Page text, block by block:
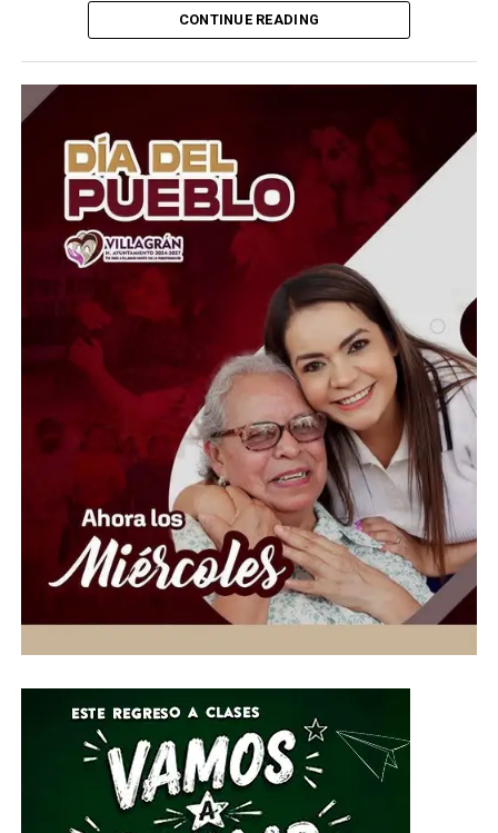
El tema estalló tras la difusión de un video en redes
sociales, donde la exfuncionaria defiende las decisiones
tomadas, asegurando que se actuó conforme a la ley y
bajo protocolos establecidos.
Sin embargo, su justificación encendió aún más el
debate: afirmó que muchos de los animales
representaban un riesgo, ya que —según dijo— habían
agredido o “violentado” a personas, argumento que
utilizó para respaldar las acciones de su administración.
La cifra y las declaraciones provocaron reacciones
inmediatas de activistas y organizaciones defensoras de
animales, mientras que autoridades del Estado de
México ya abrieron una investigación para determinar si
hubo responsabilidades legales por posible maltrato
animal.
seguridad… cuando se trata de vidas animales?.
ADVERTISEMENT
CONTINUE READING